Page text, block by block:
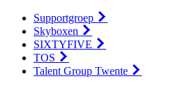
Supportgroep
Skyboxen
SIXTYFIVE
TOS
Talent Group Twente